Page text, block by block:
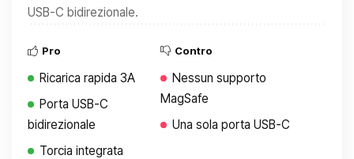
USB-C bidirezionale.
Pro
Ricarica rapida 3A
Porta USB-C
bidirezionale
Torcia integrata
Contro
Nessun supporto
MagSafe
Una sola porta USB-C